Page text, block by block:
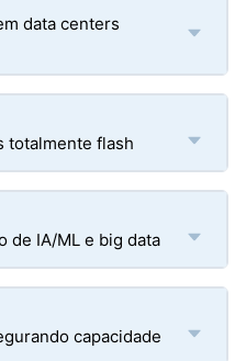
data centers
totalmente flash
de IA/ML e big data
capacidade